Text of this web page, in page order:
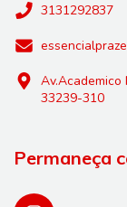
3131292837
Av.Academico
33239-310
Permaneça